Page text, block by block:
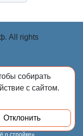
2018-2026.
«Всё о
службой по
технологий и
13.03.2023 за
ФС77-84949)
собирать
с сайтом.
Отклонить